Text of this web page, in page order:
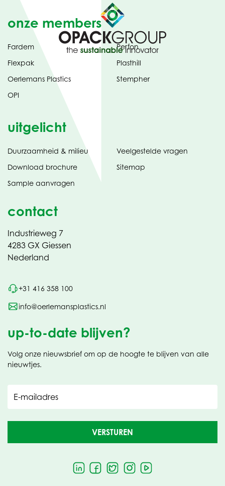
onze members
Fardem
Flexpak
Oerlemans Plastics
OPI
Perfon
Plasthill
Stempher
uitgelicht
Duurzaamheid & milieu
Download brochure(opent
tabblad)
Sample aanvragen
Veelgestelde vragen
Sitemap
contact
Industrieweg 7
4283 GX Giessen
Nederland
+31 416 358 100
info@oerlemansplastics.nl
up-to-date blijven?
Volg onze nieuwsbrief om op de hoogte te blijven van alle
nieuwtjes.
E-mailadres
VERSTUREN